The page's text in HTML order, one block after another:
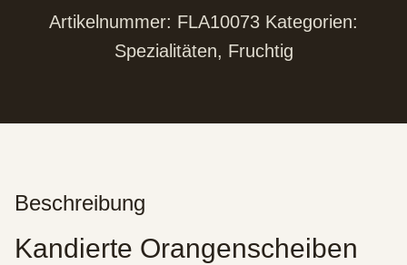
Artikelnummer: FLA10073 Kategorien:
Spezialitäten, Fruchtig
Beschreibung
Kandierte Orangenscheiben